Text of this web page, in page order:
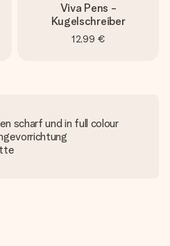
Viva Pens -
Kugelschreiber
12,99 €
scharf und in full colour